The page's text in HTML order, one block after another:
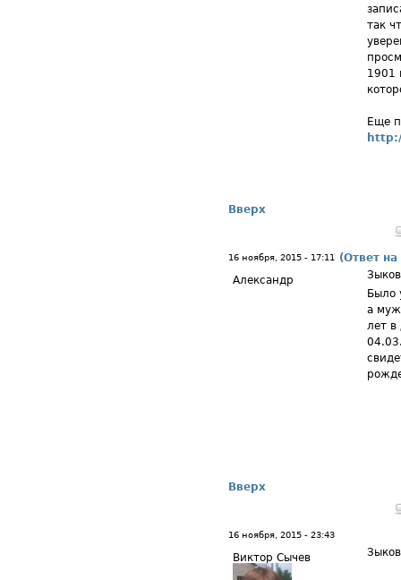
так
1901
Еще
Вверх
16 ноября, 2015 - 17:11
(Ответ
Александр
Было
а муж
лет
Вверх
16 ноября, 2015 - 23:43
Виктор Сычев